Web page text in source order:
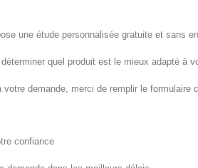
une étude personnalisée gratuite et sans
quel produit est le mieux adapté à
demande, merci de remplir le formulaire
confiance